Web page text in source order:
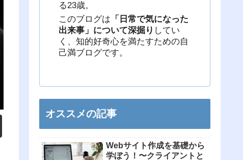
る23歳。
このブログは 「日常で気になった
出来事」について深掘り してい
く、知的好奇心を満たすための自
己満ブログです。
オススメの記事
Webサイト作成を基礎から
学ぼう！〜クライアントと